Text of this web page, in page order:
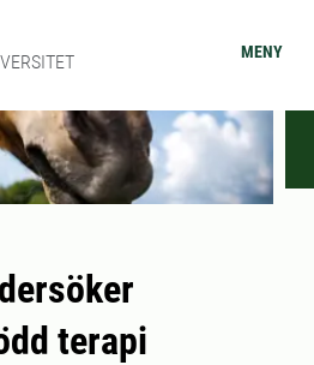
MENY
terapi